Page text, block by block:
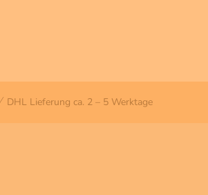
DHL Lieferung ca. 2 – 5 Werktage